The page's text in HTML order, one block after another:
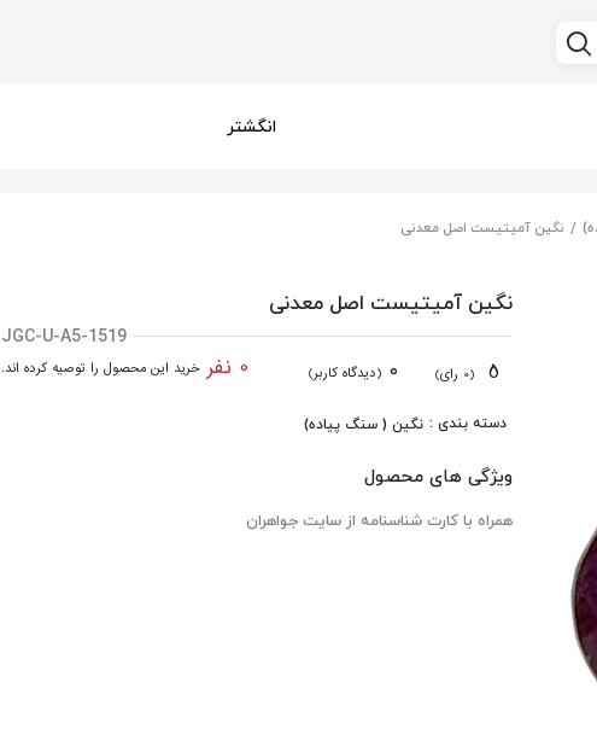
انگشتر
نگین آمیتیست اصل معدنی
نگین آمیتیست اصل معدنی
JGC-U-A5-1519
(0 رای) 0 (دیدگاه کاربر) 0 نفر خرید این محصول را توصیه کرده اند.
دسته بندی : نگین ( سنگ پیاده)
ویژگی های محصول
همراه با کارت شناسنامه از سایت جواهران